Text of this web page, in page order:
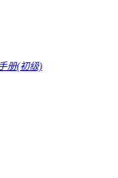
册(初级)